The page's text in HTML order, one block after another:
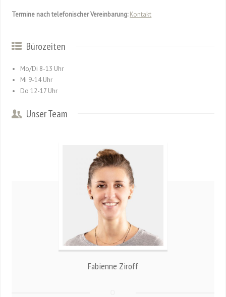
Termine nach telefonischer Vereinbarung: Kontakt
Bürozeiten
Mo/Di 8-13 Uhr
Mi 9-14 Uhr
Do 12-17 Uhr
Unser Team
Fabienne Ziroff